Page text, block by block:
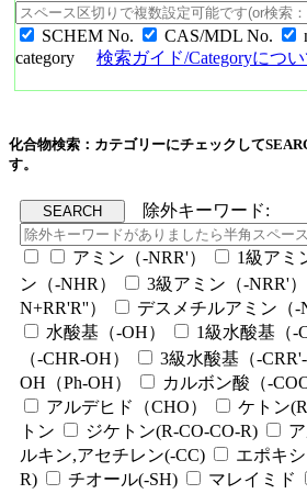
SCHEM No. CAS/MDL No.
category
検索ガイド/Categoryについ
化合物検索：カテゴリーにチェックして
す。
除外キーワード:
アミン（-NRR'） 1級アミ
ン（-NHR）
3級アミン（-NRR'）
N+RR'R''）
デスメチルアミン（-
水酸基（-OH）
1級水酸基（-
（-CHR-OH）
3級水酸基（-CRR'-
OH（Ph-OH）
カルボン酸（-
アルデヒド（CHO）
ケトン
トン
ジケトン(R-CO-CO-R)
ルキン,アセチレン(-CC)
エポキシ
R)
チオール(-SH) マレイミド